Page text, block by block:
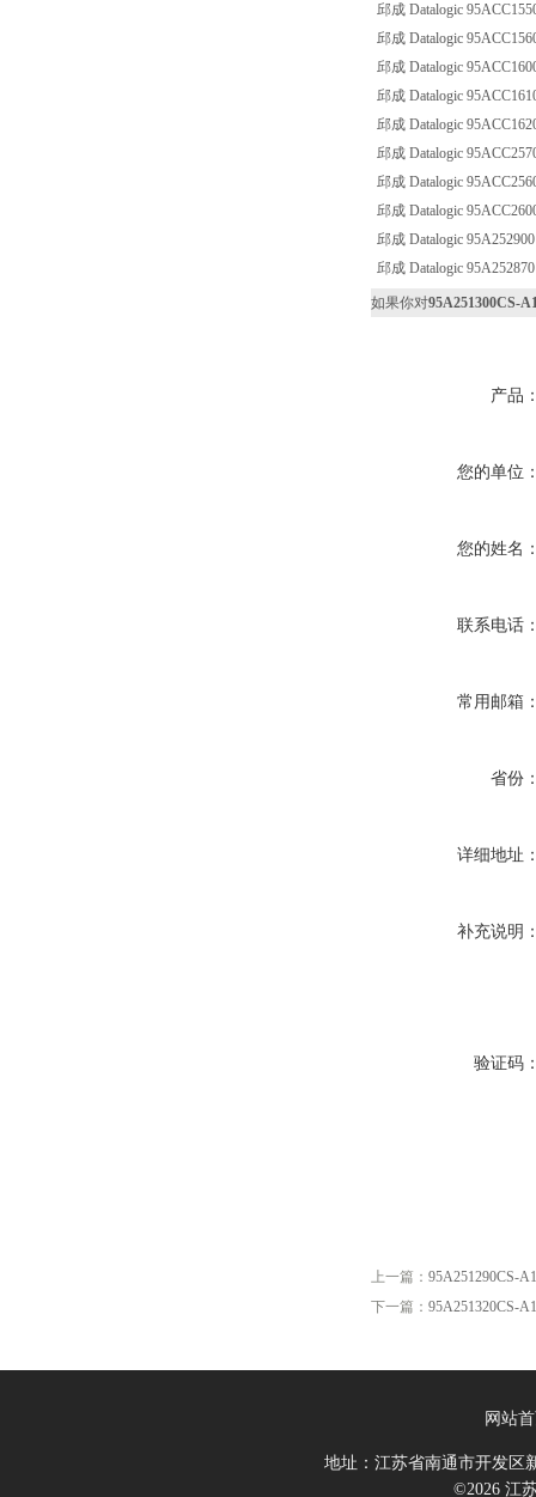
邱成 Datalogic
邱成 Datalogic
邱成 Datalogic
邱成 Datalogic
邱成 Datalogic
邱成 Datalogic
邱成 Datalogic
邱成 Datalogic
邱成 Datalogic
邱成 Datalogic
如果你对95A251300CS-
产品
您的单位
您的姓名
联系电话
常用邮箱
省份
详细地址
补充说明
验证码
上一篇： 95A251290CS-
下一篇： 95A251320CS-
网站
地址：江苏省南通市开发区
©2026 江